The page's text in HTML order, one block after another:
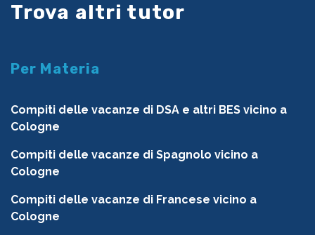
Trova altri tutor
Per Materia
Compiti delle vacanze di DSA e altri BES vicino a
Cologne
Compiti delle vacanze di Spagnolo vicino a
Cologne
Compiti delle vacanze di Francese vicino a
Cologne